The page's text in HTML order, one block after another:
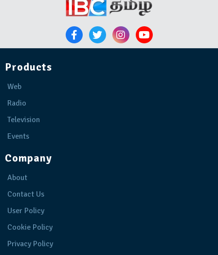
Products
Web
Radio
Television
Events
Company
About
Contact Us
User Policy
Cookie Policy
Privacy Policy